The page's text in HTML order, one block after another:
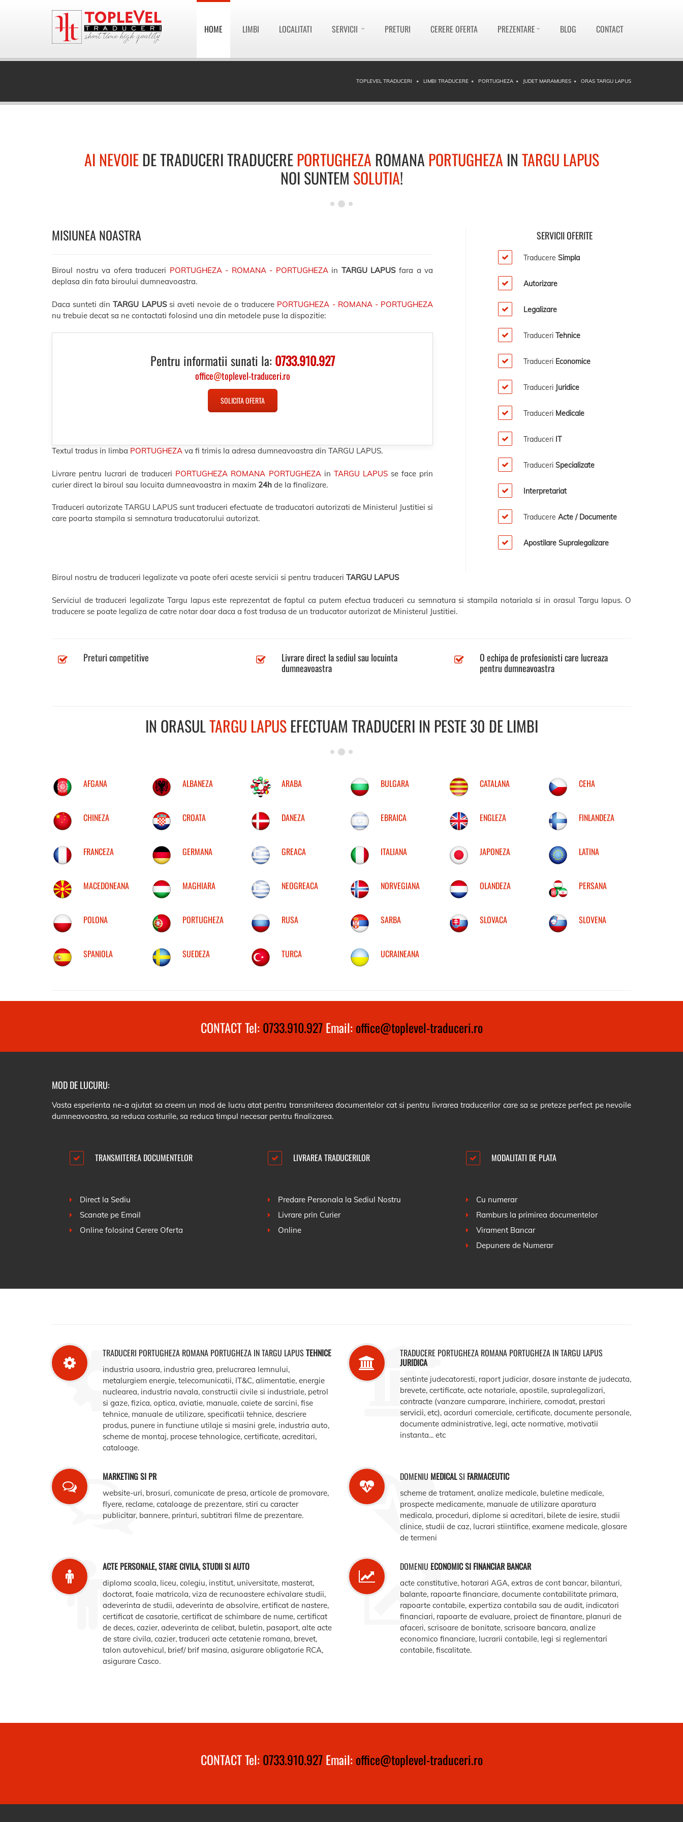
HOME LIMBI LOCALITATI SERVICII PRETURI CERERE OFERTA PREZENTARE BLOG CONTACT
TOPLEVEL TRADUCERI LIMBI TRADUCERE PORTUGHEZA JUDET MARAMURES ORAS TARGU LAPUS
AI NEVOIEDE TRADUCERI TRADUCEREPORTUGHEZA ROMANA PORTUGHEZA IN TARGU LAPUS
NOI SUNTEM SOLUTIA!
MISIUNEA NOASTRA
Biroul nostru va ofera traduceri PORTUGHEZA - ROMANA - PORTUGHEZA in TARGU LAPUSfara a va
deplasa din fata biroului dumneavoastra.
Daca sunteti dinTARGU LAPUSsi aveti nevoie de o traducere PORTUGHEZA - ROMANA - PORTUGHEZA
nu trebuie decat sa ne contactati folosind una din metodele puse la dispozitie:
Pentru informatii sunati la: 0733.910.927
office@toplevel-traduceri.ro
SOLICITA OFERTA
Textul tradus in limba PORTUGHEZA va fi trimis la adresa dumneavoastra din TARGU LAPUS.
Livrare pentru lucrari de traduceri PORTUGHEZA ROMANA PORTUGHEZA in TARGU LAPUSse face prin
curier direct la biroul sau locuita dumneavoastra in maxim 24h de la finalizare.
Traduceri autorizate TARGU LAPUS sunt traduceri efectuate de traducatori autorizati de Ministerul Justitiei si
care poarta stampila si semnatura traducatorului autorizat.
SERVICII OFERITE
Traducere Simpla
Autorizare
Legalizare
Traduceri Tehnice
Traduceri Economice
Traduceri Juridice
Traduceri Medicale
Traduceri IT
Traduceri Specializate
Interpretariat
Traducere Acte / Documente
Apostilare Supralegalizare
Biroul nostru de traduceri legalizate va poate oferi aceste servicii si pentru traduceri TARGU LAPUS
Serviciul de traduceri legalizate Targu lapus este reprezentat de faptul ca putem efectua traduceri cu semnatura si stampila notariala si in orasul Targu lapus. O
traducere se poate legaliza de catre notar doar daca a fost tradusa de un traducator autorizat de Ministerul Justitiei.
Preturi competitive
Livrare direct la sediul sau locuinta
dumneavoastra
O echipa de profesionisti care lucreaza
pentru dumneavoastra
IN ORASULTARGU LAPUSEFECTUAM TRADUCERI IN PESTE 30 DE LIMBI
AFGANA ALBANEZA ARABA BULGARA CATALANA CEHA
CHINEZA CROATA DANEZA EBRAICA ENGLEZA FINLANDEZA
FRANCEZA GERMANA GREACA ITALIANA JAPONEZA LATINA
MACEDONEANA MAGHIARA NEOGREACA NORVEGIANA OLANDEZA PERSANA
POLONA PORTUGHEZA RUSA SARBA SLOVACA SLOVENA
SPANIOLA SUEDEZA TURCA UCRAINEANA
CONTACT Tel: 0733.910.927Email: office@toplevel-traduceri.ro
MOD DE LUCURU:
Vasta esperienta ne-a ajutat sa creem un mod de lucru atat pentru transmiterea documentelor cat si pentru livrarea traducerilor care sa se preteze perfect pe nevoile
dumneavoastra, sa reduca costurile, sa reduca timpul necesar pentru finalizarea.
TRANSMITEREA DOCUMENTELOR
Direct la Sediu
Scanate pe Email
Online folosind Cerere Oferta
LIVRAREA TRADUCERILOR
Predare Personala la Sediul Nostru
Livrare prin Curier
Online
MODALITATI DE PLATA
Cu numerar
Ramburs la primirea documentelor
Virament Bancar
Depunere de Numerar
TRADUCERI PORTUGHEZA ROMANA PORTUGHEZA IN TARGU LAPUSTEHNICE
industria usoara, industria grea, prelucrarea lemnului,
metalurgiem energie, telecomunicatii, IT&C, alimentatie, energie
nuclearea, industria navala, constructii civile si industriale, petrol
si gaze, fizica, optica, aviatie, manuale, caiete de sarcini, fise
tehnice, manuale de utilizare, specificatii tehnice, descriere
produs, punere in functiune utilaje si masini grele, industria auto,
scheme de montaj, procese tehnologice, certificate, acreditari,
cataloage.
TRADUCERE PORTUGHEZA ROMANA PORTUGHEZA IN TARGU LAPUS
JURIDICA
sentinte judecatoresti, raport judiciar, dosare instante de judecata,
brevete, certificate, acte notariale, apostile, supralegalizari,
contracte (vanzare cumparare, inchiriere, comodat, prestari
servicii, etc), acorduri comerciale, certificate, documente personale,
documente administrative, legi, acte normative, motivatii
instanta... etc
MARKETING SI PR
website-uri, brosuri, comunicate de presa, articole de promovare,
flyere, reclame, cataloage de prezentare, stiri cu caracter
publicitar, bannere, printuri, subtitrari filme de prezentare.
DOMENIU MEDICALSI FARMACEUTIC
scheme de tratament, analize medicale, buletine medicale,
prospecte medicamente, manuale de utilizare aparatura
medicala, proceduri, diplome si acreditari, bilete de iesire, studii
clinice, studii de caz, lucrari stiintifice, examene medicale, glosare
de termeni
ACTE PERSONALE, STARE CIVILA, STUDII SI AUTO
diploma scoala, liceu, colegiu, institut, universitate, masterat,
doctorat, foaie matricola, viza de recunoastere echivalare studii,
adeverinta de studii, adeverinta de absolvire, ertificat de nastere,
certificat de casatorie, certificat de schimbare de nume, certificat
de deces, cazier, adeverinta de celibat, buletin, pasaport, alte acte
de stare civila, cazier, traduceri acte cetatenie romana, brevet,
talon autovehicul, brief/ brif masina, asigurare obligatorie RCA,
asigurare Casco.
DOMENIU ECONOMIC SI FINANCIAR BANCAR
acte constitutive, hotarari AGA, extras de cont bancar, bilanturi,
balante, rapoarte financiare, documente contabilitate primara,
rapoarte contabile, expertiza contabila sau de audit, indicatori
financiari, rapoarte de evaluare, proiect de finantare, planuri de
afaceri, scrisoare de bonitate, scrisoare bancara, analize
economico financiare, lucrarii contabile, legi si reglementari
contabile, fiscalitate.
CONTACT Tel: 0733.910.927Email: office@toplevel-traduceri.ro